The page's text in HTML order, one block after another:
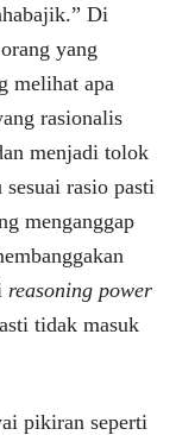
Di
yang
melihat apa
rasionalis
menjadi tolok
rasio pasti
menganggap
reasoning power
tidak masuk
pikiran seperti